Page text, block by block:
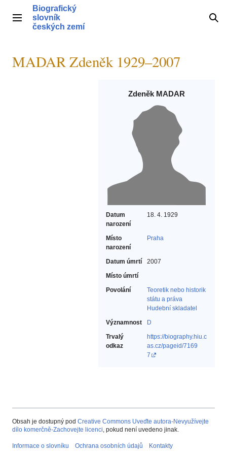
obsahHlavní menu
Biografický
slovník
českých zemí
MADAR Zdeněk 1929–2007
Zdeněk MADAR
Datum
narození
18. 4. 1929
Místo
narození
Praha
Datum úmrtí
2007
Místo úmrtí
Povolání
Teoretik nebo historik
státu a práva‎
Hudební skladatel‎
Významnost
D
Trvalý
odkaz
https://biography.hiu.c
as.cz/pageid/7169
7
Obsah je dostupný pod Creative Commons Uveďte autora-Nevyužívejte
dílo komerčně-Zachovejte licenci, pokud není uvedeno jinak.
Informace o slovníku Ochrana osobních údajů Kontakty